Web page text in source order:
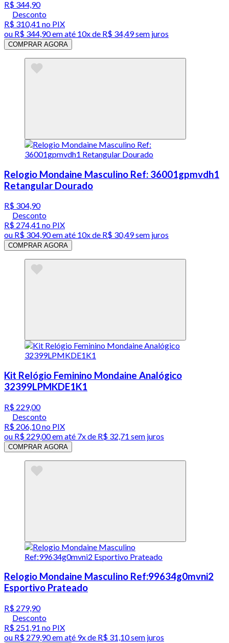
R$ 344,90
Desconto
R$ 310,41 no PIX
ou R$ 344,90em até 10x de R$ 34,49 sem juros
COMPRAR AGORA
Relogio Mondaine Masculino Ref: 36001gpmvdh1
Retangular Dourado
R$ 304,90
Desconto
R$ 274,41 no PIX
ou R$ 304,90em até 10x de R$ 30,49 sem juros
COMPRAR AGORA
Kit Relógio Feminino Mondaine Analógico
32399LPMKDE1K1
R$ 229,00
Desconto
R$ 206,10no PIX
ou R$ 229,00em até 7x de R$ 32,71 sem juros
COMPRAR AGORA
Relogio Mondaine Masculino Ref:99634g0mvni2
Esportivo Prateado
R$ 279,90
Desconto
R$ 251,91 no PIX
ou R$ 279,90em até 9x de R$ 31,10 sem juros